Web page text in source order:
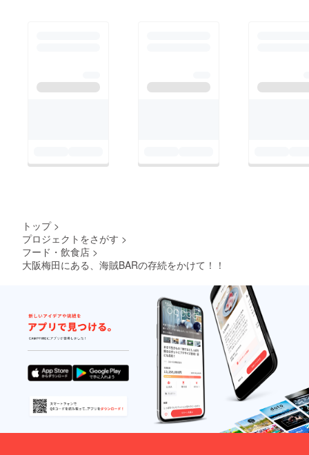
トップ >
プロジェクトをさがす >
フード・飲食店 >
大阪梅田にある、海賊BARの存続をかけて！！